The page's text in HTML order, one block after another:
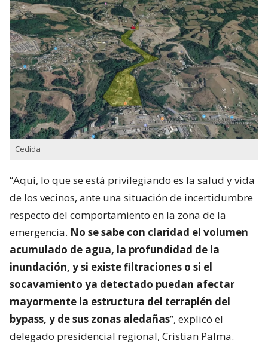
Cedida
“Aquí, lo que se está privilegiando es la salud y vida
de los vecinos, ante una situación de incertidumbre
respecto del comportamiento en la zona de la
emergencia. No se sabe con claridad el volumen
acumulado de agua, la profundidad de la
inundación, y si existe filtraciones o si el
socavamiento ya detectado puedan afectar
mayormente la estructura del terraplén del
bypass, y de sus zonas aledañas”, explicó el
delegado presidencial regional, Cristian Palma.